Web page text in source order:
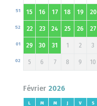
15
51 16 17 18 19 20
22
52 23 24 25 26 27
29
01 30 31 1 2 3
5
02 6 7 8 9 10
Février 2026
L M M J V S